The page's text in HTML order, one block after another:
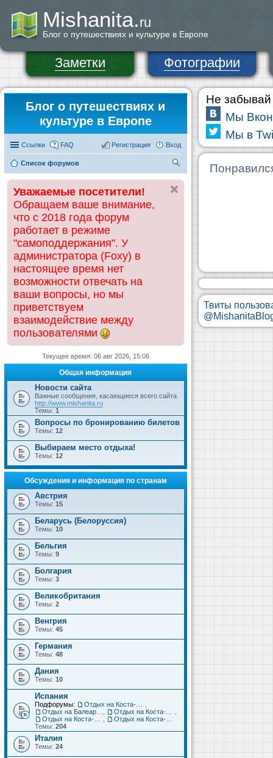
Mishanita.ru
Блог о путешествиях и культуре в Европе
Заметки Фотографии
Блог о путешествиях и
культуре в Европе
Ссылки FAQ Вход
Регистрация
Список форумов
ск
Уважаемые посетители!
Обращаем ваше внимание,
что с 2018 года форум
работает в режиме
"самоподдержания". У
администратора (Foxy) в
настоящее время нет
возможности отвечать на
ваши вопросы, но мы
приветствуем
взаимодействие между
пользователями
Текущее время: 06 авг 2026, 15:06
Общая информация
Новости сайта
Важные сообщения, касающиеся всего сайта
http://www.mishanita.ru
Темы: 1
Вопросы по бронированию билетов
Темы: 12
Выбираем место отдыха!
Темы: 12
Обсуждения и информация по странам
Австрия
Темы: 15
Беларусь (Белоруссия)
Темы: 10
Бельгия
Темы: 9
Болгария
Темы: 3
Великобритания
Темы: 2
Венгрия
Темы: 45
Германия
Темы: 48
Дания
Темы: 10
Испания
Подфорумы:
Темы: 204
Италия
Темы: 24
Не забывай
Мы
Мы в
Твиты